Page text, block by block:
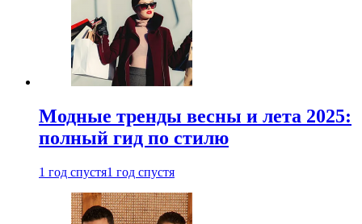
Модные тренды весны и лета 2025:
полный гид по стилю
1 год спустя1 год спустя